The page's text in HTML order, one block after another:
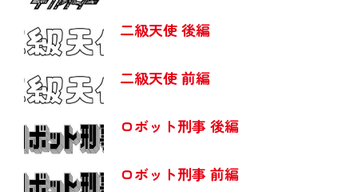
二級天使 後編
二級天使 前編
ロボット刑事 後編
ロボット刑事 前編